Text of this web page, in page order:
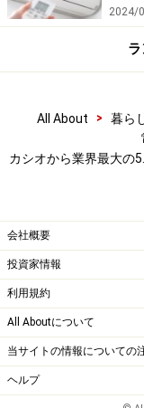
2024/
All About > 暮ら
カシオから業界最大の
会社概要
投資家情報
利用規約
All Aboutについて
当サイトの情報についての
ヘルプ